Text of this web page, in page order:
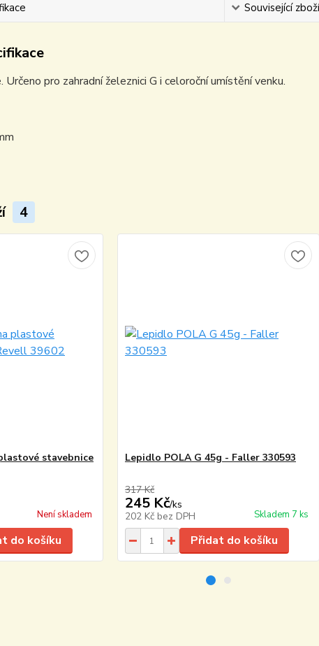
Související
pro zahradní železnici G i celoroční umístění venku.
4
stavebnice
Není skladem
do košíku
Lepidlo POLA G 45g - Faller 330593
317 Kč
245 Kč/ks
202 Kč bez DPH Skladem 7 ks
Přidat do košíku